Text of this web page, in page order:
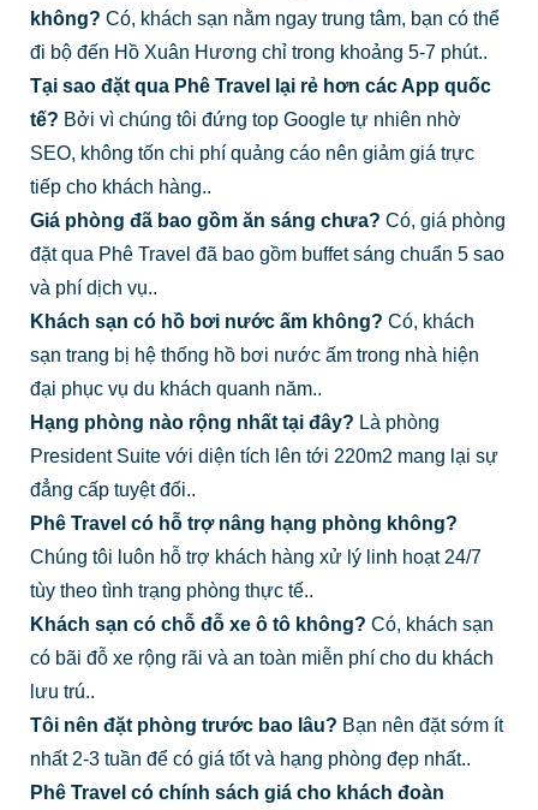
không? Có, khách sạn nằm ngay trung tâm, bạn có thể
đi bộ đến Hồ Xuân Hương chỉ trong khoảng 5-7 phút..
Tại sao đặt qua Phê Travel lại rẻ hơn các App quốc
tế? Bởi vì chúng tôi đứng top Google tự nhiên nhờ
SEO, không tốn chi phí quảng cáo nên giảm giá trực
tiếp cho khách hàng..
Giá phòng đã bao gồm ăn sáng chưa? Có, giá phòng
đặt qua Phê Travel đã bao gồm buffet sáng chuẩn 5 sao
và phí dịch vụ..
Khách sạn có hồ bơi nước ấm không? Có, khách
sạn trang bị hệ thống hồ bơi nước ấm trong nhà hiện
đại phục vụ du khách quanh năm..
Hạng phòng nào rộng nhất tại đây? Là phòng
President Suite với diện tích lên tới 220m2 mang lại sự
đẳng cấp tuyệt đối..
Phê Travel có hỗ trợ nâng hạng phòng không?
Chúng tôi luôn hỗ trợ khách hàng xử lý linh hoạt 24/7
tùy theo tình trạng phòng thực tế..
Khách sạn có chỗ đỗ xe ô tô không? Có, khách sạn
có bãi đỗ xe rộng rãi và an toàn miễn phí cho du khách
lưu trú..
Tôi nên đặt phòng trước bao lâu? Bạn nên đặt sớm ít
nhất 2-3 tuần để có giá tốt và hạng phòng đẹp nhất..
Phê Travel có chính sách giá cho khách đoàn